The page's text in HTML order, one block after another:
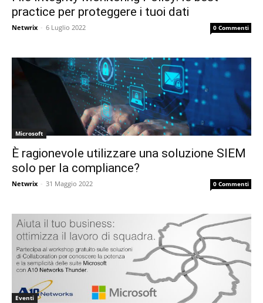
practice per proteggere i tuoi dati
Netwrix - 6 Luglio 2022 0 Commenti
Microsoft
È ragionevole utilizzare una soluzione SIEM
solo per la compliance?
Netwrix - 31 Maggio 2022 0 Commenti
Eventi